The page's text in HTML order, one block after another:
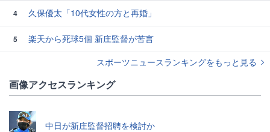
4 久保優太「10代女性の方と再婚」
5
楽天から死球5個 新庄監督が苦言
スポーツニュースランキングをもっと見る
画像アクセスランキング
中日が新庄監督招聘を検討か